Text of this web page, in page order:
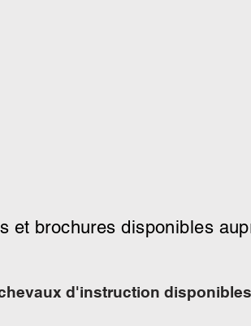
et brochures disponibles
d'instruction